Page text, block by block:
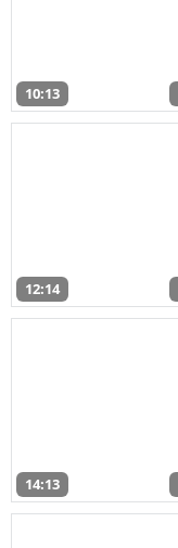
10:13
12:14
14:13